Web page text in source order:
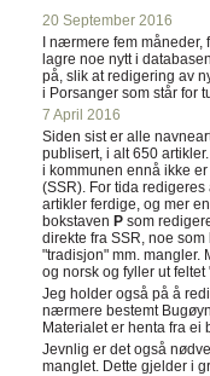
20 September 2016
I nærmere fem
lagre noe nytt i
på, slik at redigering av
i Porsanger som står for
7 April 2016
Siden sist er alle
publisert, i alt 650
i kommunen ennå ikke
(SSR). For tida
artikler ferdige, og mer
bokstaven P som
direkte fra SSR, noe
"tradisjon" mm. mangler.
og norsk og fyller ut
Jeg holder også på å
nærmere bestemt
Materialet er henta fra ei
Jevnlig er det også
manglet. Dette gjelder i